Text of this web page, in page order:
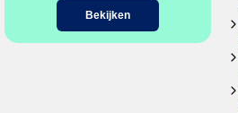
Bekijken